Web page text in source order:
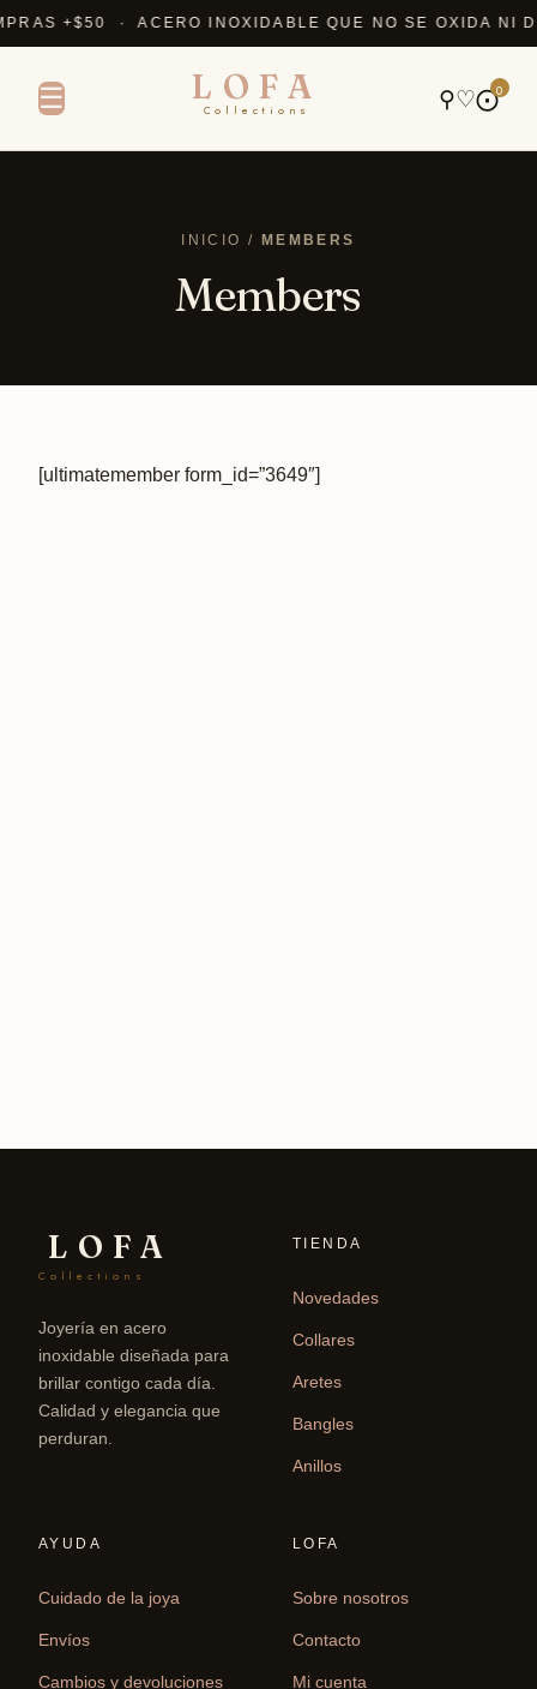
+$50 · ACERO INOXIDABLE QUE NO SE OXIDA NI
☰ LOFA
Collections ⚲♡⨀0
INICIO / MEMBERS
Members
[ultimatemember form_id=”3649″]
LOFA
Collections
Joyería en acero
inoxidable diseñada para
brillar contigo cada día.
Calidad y elegancia que
perduran.
TIENDA
Novedades
Collares
Aretes
Bangles
Anillos
AYUDA
Cuidado de la joya
Envíos
Cambios y devoluciones
LOFA
Sobre nosotros
Contacto
Mi cuenta